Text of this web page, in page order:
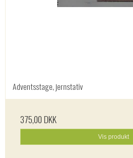
Adventsstage, jernstativ
375,00 DKK
Vis produkt